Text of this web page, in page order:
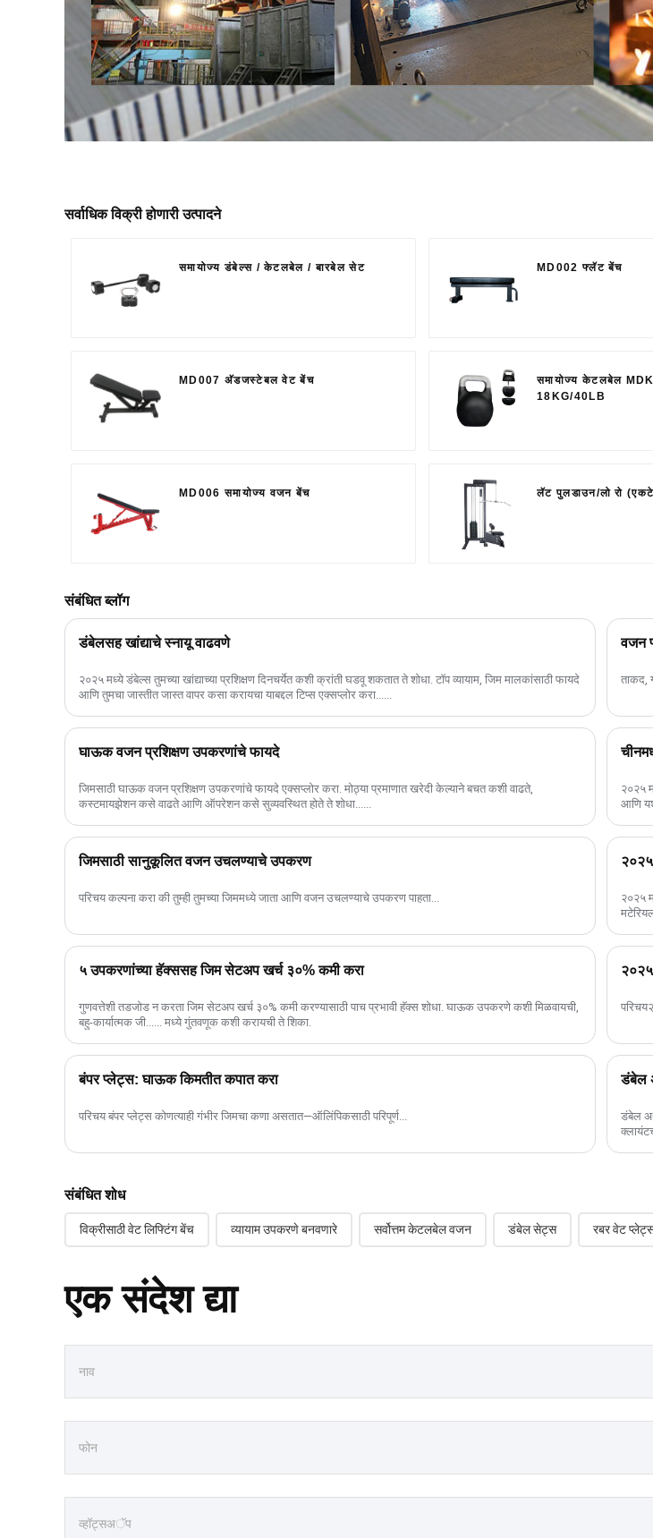
सर्वाधिक विक्री होणारी उत्पादने
समायोज्य डंबेल्स / केटलबेल / बारबेल सेट MD002 फ्लॅट बेंच
MD007 अ‍ॅडजस्टेबल वेट बेंच
समायोज्य केटलबेल
18KG/40LB
MD006 समायोज्य वजन बेंच लॅट पुलडाउन/लो रो
संबंधित ब्लॉग
डंबेलसह खांद्याचे स्नायू वाढवणे
२०२५ मध्ये डंबेल्स तुमच्या खांद्याच्या प्रशिक्षण दिनचर्येत कशी क्रांती घडवू शकतात ते शोधा. टॉप व्यायाम, जिम मालकांसाठी फायदे
आणि तुमचा जास्तीत जास्त वापर कसा करायचा याबद्दल टिप्स एक्सप्लोर करा......
वजन
ताकद,
घाऊक वजन प्रशिक्षण उपकरणांचे फायदे
जिमसाठी घाऊक वजन प्रशिक्षण उपकरणांचे फायदे एक्सप्लोर करा. मोठ्या प्रमाणात खरेदी केल्याने बचत कशी वाढते,
कस्टमायझेशन कसे वाढते आणि ऑपरेशन कसे सुव्यवस्थित होते ते शोधा......
२०२५
आणि
जिमसाठी सानुकूलित वजन उचलण्याचे उपकरण
परिचय कल्पना करा की तुम्ही तुमच्या जिममध्ये जाता आणि वजन उचलण्याचे उपकरण पाहता...
२०२५
२०२५
५ उपकरणांच्या हॅक्ससह जिम सेटअप खर्च ३०% कमी करा
गुणवत्तेशी तडजोड न करता जिम सेटअप खर्च ३०% कमी करण्यासाठी पाच प्रभावी हॅक्स शोधा. घाऊक उपकरणे कशी मिळवायची,
बहु-कार्यात्मक जी...... मध्ये गुंतवणूक कशी करायची ते शिका.
२०२५
बंपर प्लेट्स: घाऊक किमतीत कपात करा
परिचय बंपर प्लेट्स कोणत्याही गंभीर जिमचा कणा असतात—ऑलिंपिकसाठी परिपूर्ण...
डंबेल
डंबेल
संबंधित शोध
विक्रीसाठी वेट लिफ्टिंग बेंच व्यायाम उपकरणे बनवणारे सर्वोत्तम केटलबेल वजन डंबेल सेट्स रबर वेट
एक संदेश द्या